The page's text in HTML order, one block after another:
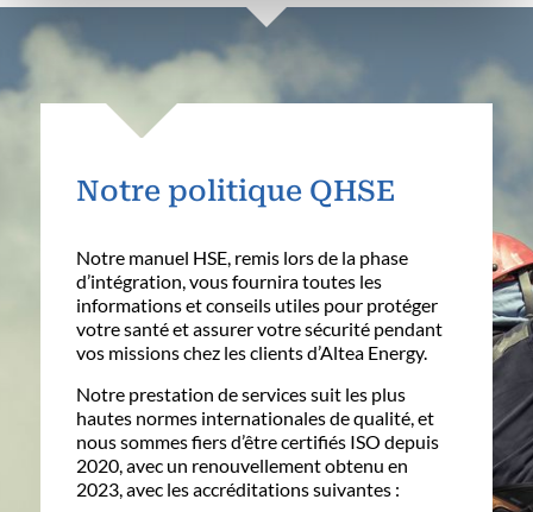
Notre politique QHSE
Notre manuel HSE, remis lors de la phase
d’intégration, vous fournira toutes les
informations et conseils utiles pour protéger
votre santé et assurer votre sécurité pendant
vos missions chez les clients d’Altea Energy.
Notre prestation de services suit les plus
hautes normes internationales de qualité, et
nous sommes fiers d’être certifiés ISO depuis
2020, avec un renouvellement obtenu en
2023, avec les accréditations suivantes :